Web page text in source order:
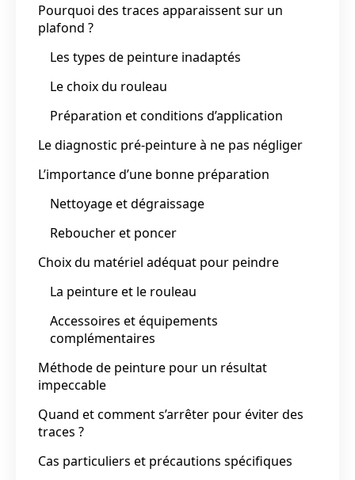
Pourquoi des traces apparaissent sur un
plafond ?
Les types de peinture inadaptés
Le choix du rouleau
Préparation et conditions d’application
Le diagnostic pré-peinture à ne pas négliger
L’importance d’une bonne préparation
Nettoyage et dégraissage
Reboucher et poncer
Choix du matériel adéquat pour peindre
La peinture et le rouleau
Accessoires et équipements
complémentaires
Méthode de peinture pour un résultat
impeccable
Quand et comment s’arrêter pour éviter des
traces ?
Cas particuliers et précautions spécifiques